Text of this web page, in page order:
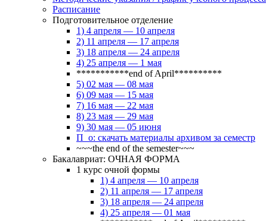
Расписание
Подготовительное отделение
1) 4 апреля — 10 апреля
2) 11 апреля — 17 апреля
3) 18 апреля — 24 апреля
4) 25 апреля — 1 мая
***********end of April**********
5) 02 мая — 08 мая
6) 09 мая — 15 мая
7) 16 мая — 22 мая
8) 23 мая — 29 мая
9) 30 мая — 05 июня
П_о: скачать материалы архивом за семестр
~~~the end of the semester~~~
Бакалавриат: ОЧНАЯ ФОРМА
1 курс очной формы
1) 4 апреля — 10 апреля
2) 11 апреля — 17 апреля
3) 18 апреля — 24 апреля
4) 25 апреля — 01 мая